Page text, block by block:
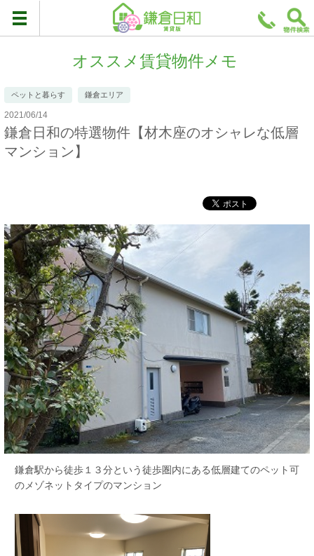
オススメ賃貸物件メモ
ペットと暮らす 鎌倉エリア
2021/06/14
鎌倉日和の特選物件【材木座のオシャレな低層
マンション】
鎌倉駅から徒歩１３分という徒歩圏内にある低層建てのペット可
のメゾネットタイプのマンション